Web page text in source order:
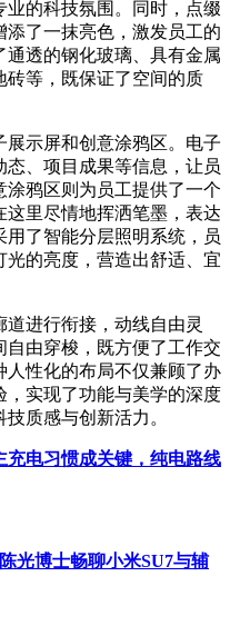
的科技氛围。同时，点缀
添了一抹亮色，激发员工的
透的钢化玻璃、具有金属
砖等，既保证了空间的质
示屏和创意涂鸦区。电子
态、项目成果等信息，让员
鸦区则为员工提供了一个
这里尽情地挥洒笔墨，表达
用了智能分层照明系统，员
的亮度，营造出舒适、宜
进行衔接，动线自由灵
由穿梭，既方便了工作交
性化的布局不仅兼顾了办
实现了功能与美学的深度
质感与创新活力。
充电习惯成关键，纯电路线
光博士畅聊小米SU7与辅